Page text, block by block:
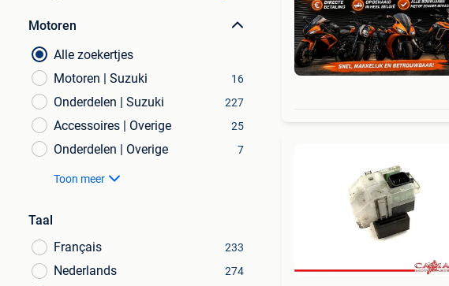
Motoren
Alle zoekertjes
Motoren | Suzuki
16
Onderdelen | Suzuki 227
Accessoires | Overige 25
Onderdelen | Overige 7
Toon meer
Taal
Français
233
Nederlands 274